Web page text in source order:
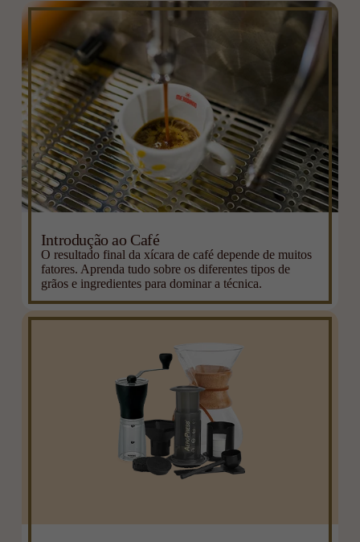
Introdução ao Café
O resultado final da xícara de café depende de muitos
fatores. Aprenda tudo sobre os diferentes tipos de
grãos e ingredientes para dominar a técnica.